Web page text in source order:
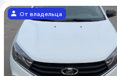
От владельца